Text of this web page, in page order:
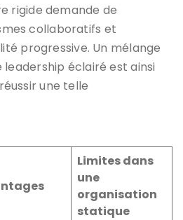
rigide demande de
collaboratifs et
progressive. Un mélange
leadership éclairé est ainsi
une telle
Limites dans
une
organisation
statique